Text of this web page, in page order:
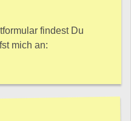
findest Du
mich an: